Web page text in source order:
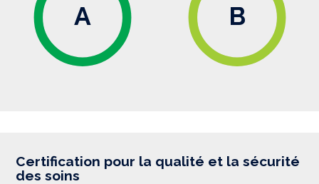
A B
Certification pour la qualité et la sécurité
des soins